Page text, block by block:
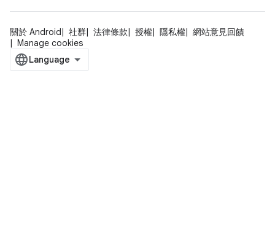
關於 Android 社群 法律條款 授權 隱私權
網站意見回饋
Manage cookies